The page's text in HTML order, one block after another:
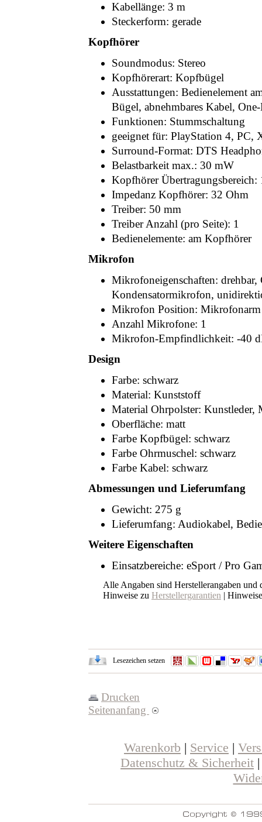
Kabellänge: 3 m
Steckerform: gerade
Kopfhörer
Soundmodus: Stereo
Kopfhörerart: Kopfbügel
Ausstattungen: Bedienelement
Bügel, abnehmbares Kabel,
Funktionen: Stummschaltung
geeignet für: PlayStation 4, PC,
Surround-Format: DTS
Belastbarkeit max.: 30 mW
Kopfhörer
Impedanz Kopfhörer: 32 Ohm
Treiber: 50 mm
Treiber Anzahl (pro Seite): 1
Bedienelemente: am Kopfhörer
Mikrofon
Mikrofoneigenschaften: drehbar,
Kondensatormikrofon,
Mikrofon Position:
Anzahl Mikrofone: 1
Mikrofon-Empfindlichkeit: -40
Design
Farbe: schwarz
Material: Kunststoff
Material Ohrpolster: Kunstleder,
Oberfläche: matt
Farbe Kopfbügel: schwarz
Farbe Ohrmuschel: schwarz
Farbe Kabel: schwarz
Abmessungen und Lieferumfang
Gewicht: 275 g
Lieferumfang: Audiokabel,
Weitere Eigenschaften
Einsatzbereiche: eSport / Pro
Alle Angaben sind Herstellerangaben und
Hinweise zu Herstellergarantien |
Lesezeichen setzen
Drucken
Seitenanfang
Warenkorb | Service |
Datenschutz & Sicherheit